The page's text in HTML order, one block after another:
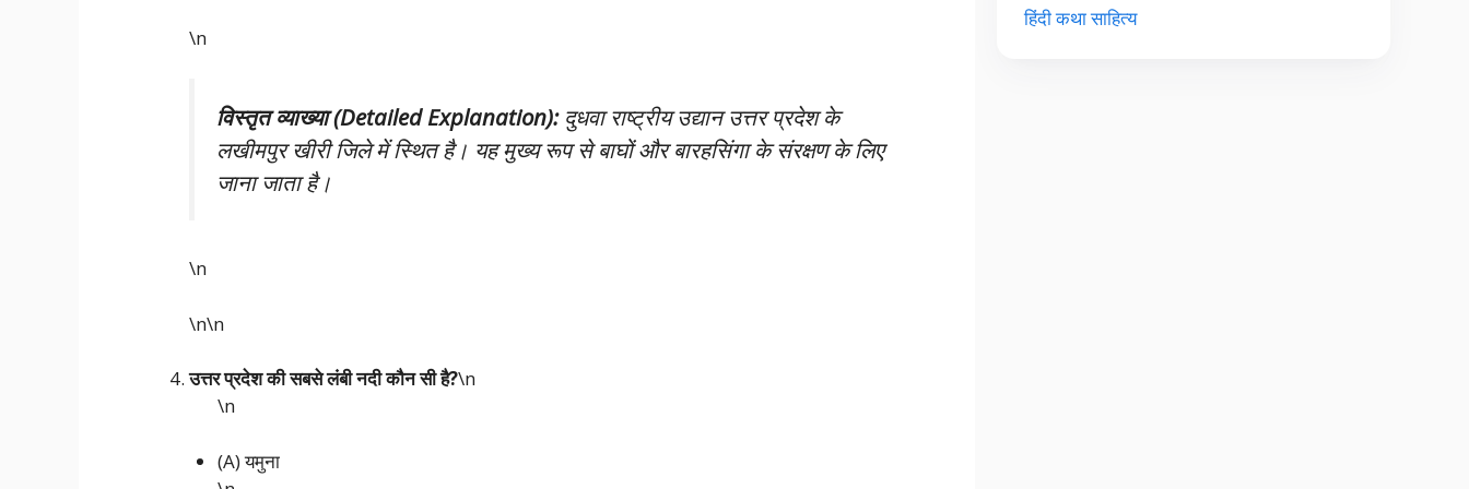
\n
विस्तृत व्याख्या (Detailed Explanation):दुधवा राष्ट्रीय उद्यान उत्तर प्रदेश के
लखीमपुर खीरी जिले में स्थित है। यह मुख्य रूप से बाघों और बारहसिंगा के संरक्षण के लिए
जाना जाता है।
\n
\n\n
उत्तर प्रदेश की सबसे लंबी नदी कौन सी है?\n
\n
(A) यमुना
हिंदी कथा साहित्य